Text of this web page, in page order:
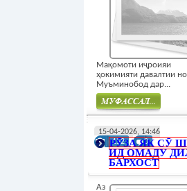
Мақомоти иҷроияи
ҳокимияти давалтии
Муъминобод дар...
15-04-2026, 14:46
152
0
РӮЗА ЯК СӮ
ИД ОМАДУ
БАРХОСТ
Аз